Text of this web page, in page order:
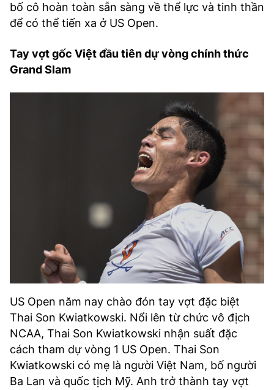
bố cô hoàn toàn sẵn sàng về thể lực và tinh thần
để có thể tiến xa ở US Open.
Tay vợt gốc Việt đầu tiên dự vòng chính thức
Grand Slam
US Open năm nay chào đón tay vợt đặc biệt
Thai Son Kwiatkowski. Nổi lên từ chức vô địch
NCAA, Thai Son Kwiatkowski nhận suất đặc
cách tham dự vòng 1 US Open. Thai Son
Kwiatkowski có mẹ là người Việt Nam, bố người
Ba Lan và quốc tịch Mỹ. Anh trở thành tay vợt